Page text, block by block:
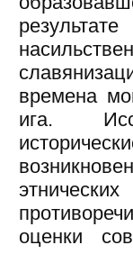
результате
времена
ига.
этнических
оценки